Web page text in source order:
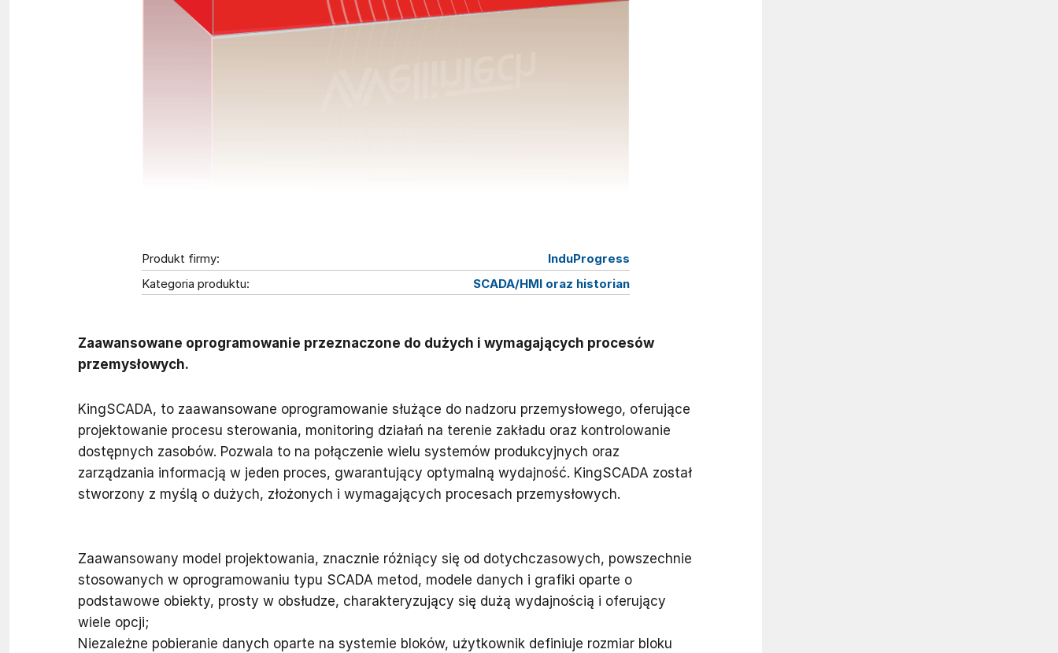
Produkt firmy:
InduProgress
Kategoria produktu:
SCADA/HMI oraz historian
Zaawansowane oprogramowanie przeznaczone do dużych i wymagających procesów
przemysłowych.
KingSCADA, to zaawansowane oprogramowanie służące do nadzoru przemysłowego, oferujące
projektowanie procesu sterowania, monitoring działań na terenie zakładu oraz kontrolowanie
dostępnych zasobów. Pozwala to na połączenie wielu systemów produkcyjnych oraz
zarządzania informacją w jeden proces, gwarantujący optymalną wydajność. KingSCADA został
stworzony z myślą o dużych, złożonych i wymagających procesach przemysłowych.
Zaawansowany model projektowania, znacznie różniący się od dotychczasowych, powszechnie
stosowanych w oprogramowaniu typu SCADA metod, modele danych i grafiki oparte o
podstawowe obiekty, prosty w obsłudze, charakteryzujący się dużą wydajnością i oferujący
wiele opcji;
Niezależne pobieranie danych oparte na systemie bloków, użytkownik definiuje rozmiar bloku